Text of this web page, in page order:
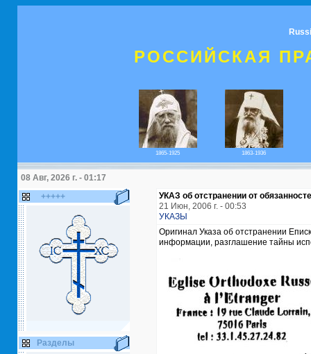
РОССИЙСКАЯ
1865-1925 1863-1936
08 Авг, 2026 г. - 01:17
+++++
Разделы
УКАЗ об отстранении от
21 Июн, 2006 г. - 00:53
УКАЗЫ
Оригинал Указа об отстранении
информации, разглашение тайны